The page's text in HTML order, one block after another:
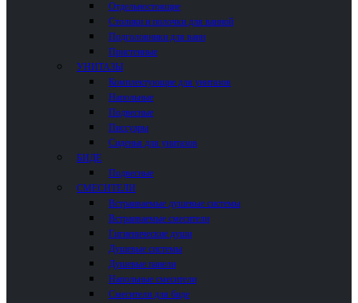
Отдельностоящие
Столики и полочки для ванной
Подголовники для ванн
Пристенные
УНИТАЗЫ
Комплектующие для унитазов
Напольные
Подвесные
Писсуары
Сиденья для унитазов
БИДЕ
Подвесные
СМЕСИТЕЛИ
Встраиваемые душевые системы
Встраиваемые смесители
Гигиенические души
Душевые системы
Душевые панели
Напольные смесители
Смесители для биде